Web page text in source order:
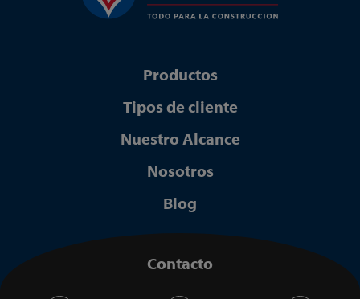
Productos
Tipos de cliente
Nuestro Alcance
Nosotros
Blog
Contacto